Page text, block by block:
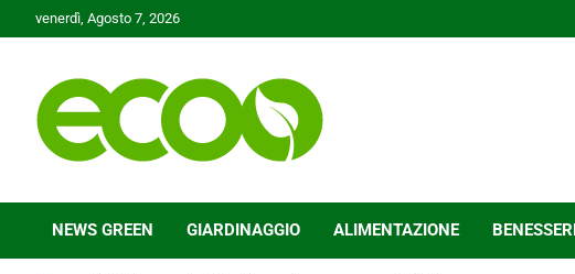
to
venerdì, Agosto 7, 2026
Ecoo.it
NEWS GREEN GIARDINAGGIO ALIMENTAZIONE